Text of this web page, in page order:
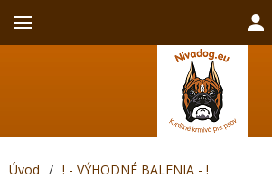
Úvod / ! - VÝHODNÉ BALENIA - !